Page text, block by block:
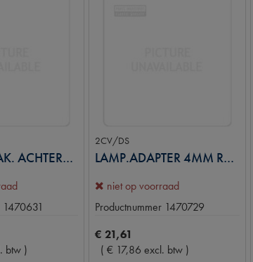
KABEL SCHAK. ACHTERUITRIJLICHT
1470631
btw )
2CV/DS
LAMP.ADAPTER 4MM RONDE STEKKER
niet op voorraad
Productnummer 1470729
€ 21,61
( € 17,86 excl. btw )